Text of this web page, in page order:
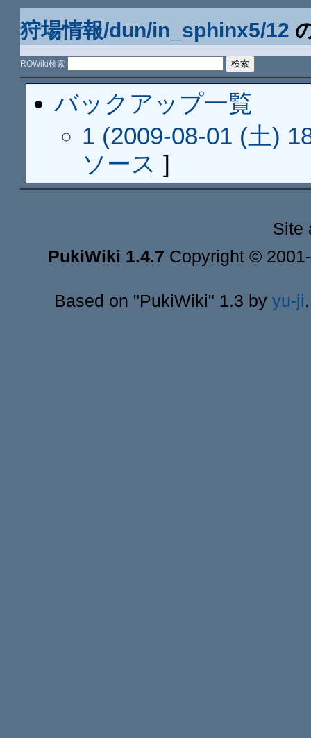
狩場情報/dun/in_sphinx5/12
ROWiki検索
バックアップ一覧
1 (2009-08-01 (土)
ソース ]
Site
PukiWiki 1.4.7 Copyright ©
Based on "PukiWiki" 1.3 by yu-ji